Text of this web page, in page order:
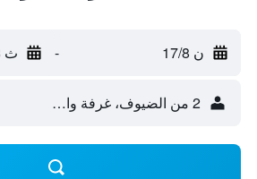
ن 17/8 - ث 18/8
2 من الضيوف، غرفة واحدة